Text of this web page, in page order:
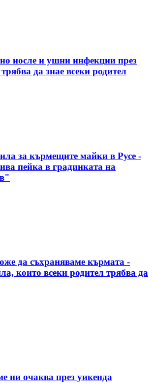
носле и ушни инфекции през
да знае всеки родител
за кърмещите майки в Русе -
пейка в градинката на
да съхраняваме кърмата -
които всеки родител трябва да
ни очаква през уикенда